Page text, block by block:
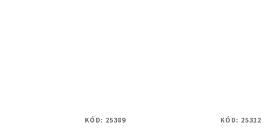
KÓD: 25389 KÓD: 25312